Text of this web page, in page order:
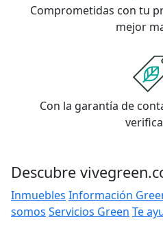
Comprometidas con tu
mejor
Con la garantía de
Descubre
Inmuebles Información
somos Servicios Green Te